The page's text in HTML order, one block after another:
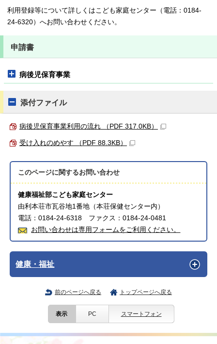
利用登録等について詳しくはこども家庭センター（電話：0184-
24-6320）へお問い合わせください。
申請書
病後児保育事業
添付ファイル
病後児保育事業利用の流れ （PDF 317.0KB）
受け入れのめやす （PDF 88.3KB）
このページに関するお問い合わせ
健康福祉部こども家庭センター
由利本荘市瓦谷地1番地（本荘保健センター内）
電話：0184-24-6318 ファクス：0184-24-0481
お問い合わせは専用フォームをご利用ください。
健康・福祉
前のページへ戻る トップページへ戻る
表示 PC スマートフォン